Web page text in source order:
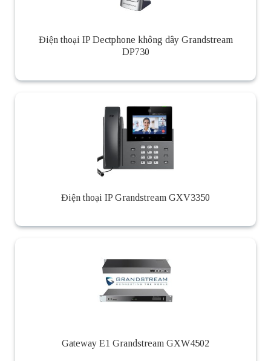
Điện thoại IP Dectphone không dây Grandstream
DP730
Điện thoại IP Grandstream GXV3350
Gateway E1 Grandstream GXW4502